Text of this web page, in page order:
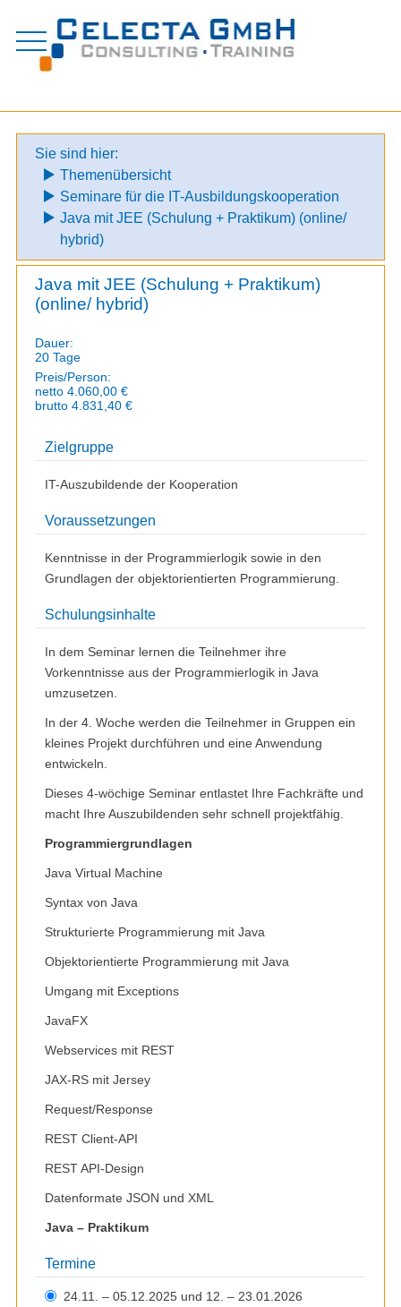
Inhalt
springenSie sind hier:
Themenübersicht
Seminare für die IT-Ausbildungskooperation
Java mit JEE (Schulung + Praktikum) (online/
hybrid)
Java mit JEE (Schulung + Praktikum)
(online/ hybrid)
Dauer:
20 Tage
Preis/Person:
netto 4.060,00 €
brutto 4.831,40 €
Zielgruppe
IT-Auszubildende der Kooperation
Voraussetzungen
Kenntnisse in der Programmierlogik sowie in den
Grundlagen der objektorientierten Programmierung.
Schulungsinhalte
In dem Seminar lernen die Teilnehmer ihre
Vorkenntnisse aus der Programmierlogik in Java
umzusetzen.
In der 4. Woche werden die Teilnehmer in Gruppen ein
kleines Projekt durchführen und eine Anwendung
entwickeln.
Dieses 4-wöchige Seminar entlastet Ihre Fachkräfte und
macht Ihre Auszubildenden sehr schnell projektfähig.
Programmiergrundlagen
Java Virtual Machine
Syntax von Java
Strukturierte Programmierung mit Java
Objektorientierte Programmierung mit Java
Umgang mit Exceptions
JavaFX
Webservices mit REST
JAX-RS mit Jersey
Request/Response
REST Client-API
REST API-Design
Datenformate JSON und XML
Java – Praktikum
Termine
24.11. – 05.12.2025 und 12. – 23.01.2026